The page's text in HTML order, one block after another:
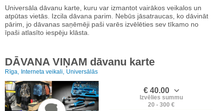
Universāla dāvanu karte, kuru var izmantot vairākos veikalos un
atpūtas vietās. Izcila dāvana parim. Nebūs jāsatraucas, ko dāvināt
pārim, jo dāvanas saņēmēji paši varēs izvēlēties sev tīkamo no
īpaši atlasīto iespēju klāsta.
DĀVANA VIŅAM dāvanu karte
Rīga, Interneta veikali, Universālās
€ 40.00
Izvēlies summu
20 - 300 €